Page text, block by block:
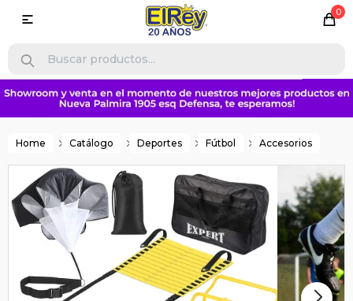
0

Home Catálogo Deportes Fútbol Accesorios